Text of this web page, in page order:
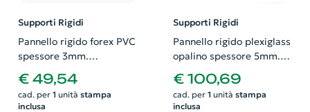
Supporti Rigidi
Pannello rigido forex PVC
spessore 3mm.
Possibilità di richiedere
anche il progetto grafico
€ 49,54
cad. per 1 unità stampa
inclusa
Supporti Rigidi
Pannello rigido plexiglass
opalino spessore 5mm.
Possibilità di richiedere
anche il progetto grafico
€ 100,69
cad. per 1 unità stampa
inclusa